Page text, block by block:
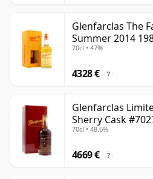
Glenfarclas The
Summer 2014
70cl • 47%
4328 € ?
Glenfarclas
Sherry Cask
70cl • 48.6%
4669 € ?